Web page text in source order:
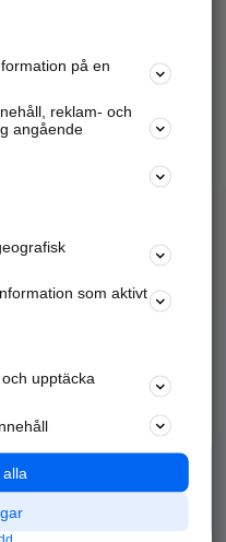
mm.
företaget
och annonsera mot
nära dig.
sökningar
på en
reklam- och
angående
som aktivt
upptäcka